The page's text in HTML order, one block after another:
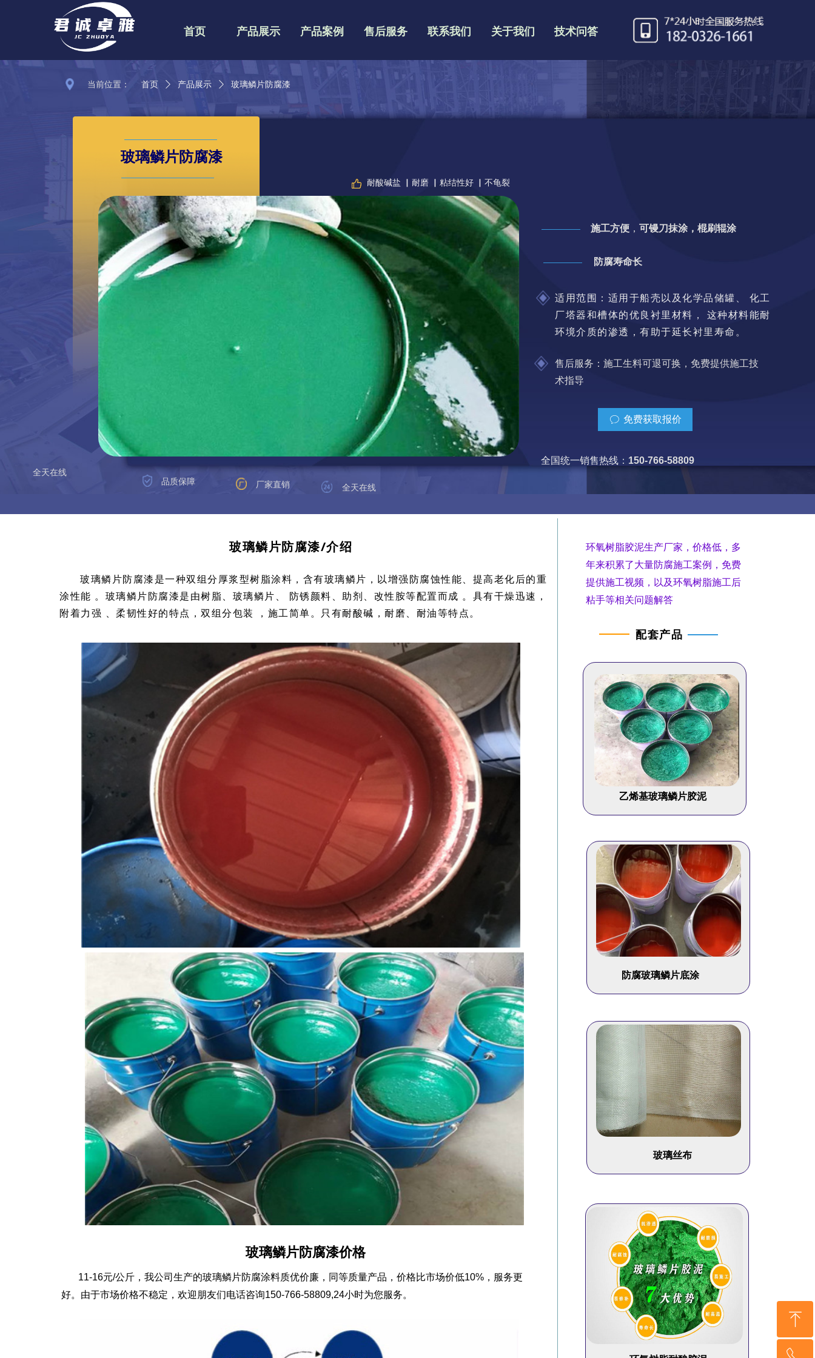
首页 产品展示 产品案例 售后服务 联系我们 关于我们 技术问答
首页 ꄲ 产品展示 ꄲ 玻璃鳞片防腐漆
当前位置：
防腐寿命长
施工方便 ， 可镘刀抹涂，棍刷辊涂
耐酸碱盐 ▏耐磨 ▏粘结性好 ▏不龟裂
玻璃鳞片防腐漆
适用范围： 适用于船壳以及化学品储罐、 化工
厂塔器和槽体的优良衬里材料， 这种材料能耐
环境介质的渗透，有助于延长衬里寿命。
售后服务：施工生料可退可换，免费提供施工技
术指导
ꂖ 免费获取报价
全国统一销售热线 ： 150-766-58809
品质保障 厂家直销
全天在线
全天在线
玻璃鳞片防腐漆价格
玻璃鳞片防腐漆是一种双组分厚浆型树脂涂料，含有玻璃鳞片，以增强防腐蚀性能、提高老化后的重
涂性能 。玻璃鳞片防腐漆是由树脂、玻璃鳞片、 防锈颜料、助剂、改性胺等配置而成 。具有干燥迅速，
附着力强 、柔韧性好的特点，双组分包装 ，施工简单。只有耐酸碱，耐磨、耐油等特点。
玻璃鳞片防腐漆/介绍
11-16元/公斤，我公司生产的玻璃鳞片防腐涂料质优价廉，同等质量产品，价格比市场价低10%，服务更
好。由于市场价格不稳定，欢迎朋友们电话咨询150-766-58809,24小时为您服务。
环氧树脂胶泥生产厂家，价格低，多
年来积累了大量防腐施工案例，免费
提供施工视频，以及环氧树脂施工后
粘手等相关问题解答
配套产品
乙烯基玻璃鳞片胶泥
防腐玻璃鳞片底涂
玻璃丝布
ꁸ
回到顶部